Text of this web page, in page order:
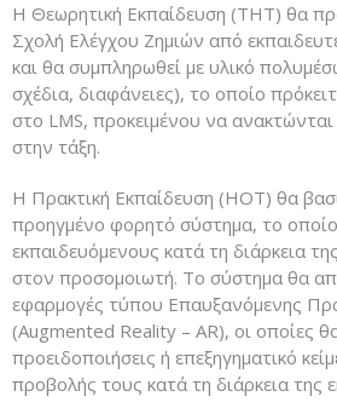
Η Θεωρητική Εκπαίδευση (THT) θα
Σχολή Ελέγχου Ζημιών από
και θα συμπληρωθεί με υλικό
σχέδια, διαφάνειες), το οποίο
στο LMS, προκειμένου να
στην τάξη.
H Πρακτική Εκπαίδευση (HOT) θα
προηγμένο φορητό σύστημα, το
εκπαιδευόμενους κατά τη διάρκεια
στον προσομοιωτή. Το σύστημα θα
εφαρμογές τύπου Επαυξανόμενης
(Augmented Reality – AR), οι οποίες
προειδοποιήσεις ή επεξηγηματικό
προβολής τους κατά τη διάρκεια της